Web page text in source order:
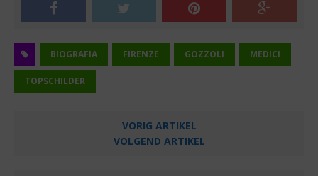
BIOGRAFIA FIRENZE GOZZOLI MEDICI
TOPSCHILDER
VORIG ARTIKEL
VOLGEND ARTIKEL